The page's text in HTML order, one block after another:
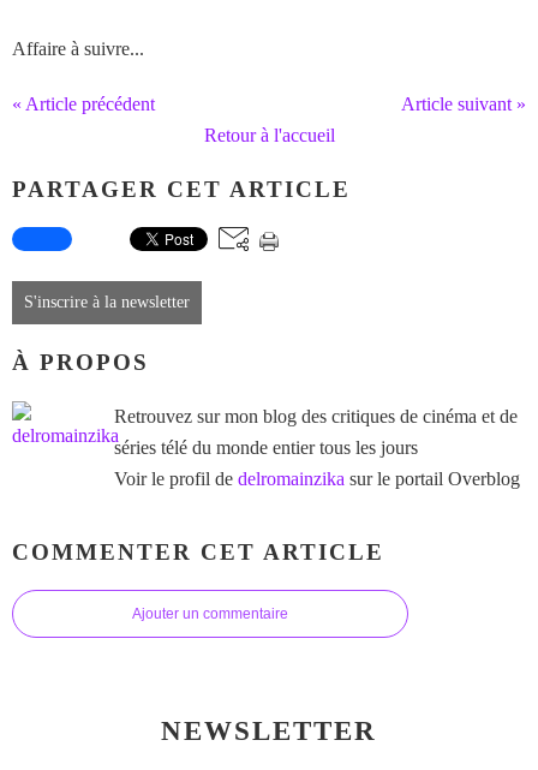
Affaire à suivre...
« Article précédent
Article suivant »
Retour à l'accueil
PARTAGER CET ARTICLE
S'inscrire à la newsletter
À PROPOS
Retrouvez sur mon blog des critiques de cinéma et de
séries télé du monde entier tous les jours
Voir le profil de delromainzika sur le portail Overblog
COMMENTER CET ARTICLE
Ajouter un commentaire
NEWSLETTER